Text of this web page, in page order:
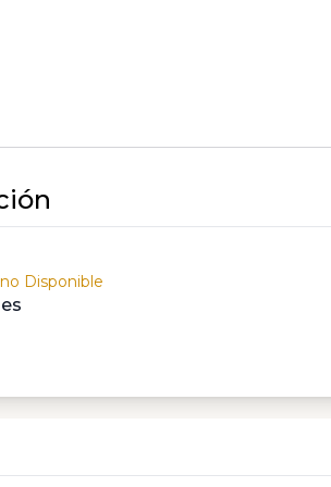
Disponible